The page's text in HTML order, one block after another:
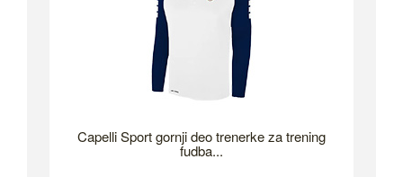
Capelli Sport gornji deo trenerke za trening
fudba...